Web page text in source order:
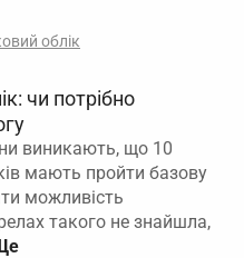
облік
чи потрібно
виникають, що 10
мають пройти базову
можливість
такого не знайшла,